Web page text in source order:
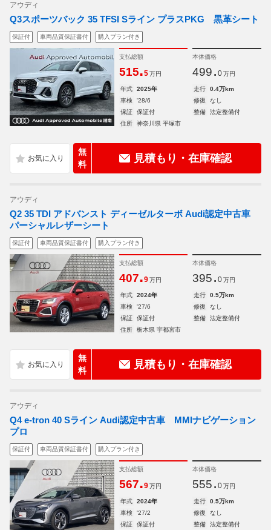
アウディ
Q3スポーツバック 35 TFSI Sライン プラスPKG 黒革シート
保証付 車両品質保証書付 購入プラン付き
支払総額
515.5 万円
本体価格
499. 0 万円
年式 2025年 走行
0.4万km
車検
'28/6 修復
なし
保証
保証付 整備
法定整備付
住所
神奈川県 平塚市
無
料
見積もり・在庫確認
アウディ
Q2 35 TDI アドバンスト ディーゼルターボ Audi認定中古車
パーシャルレザーシート
保証付 車両品質保証書付 購入プラン付き
支払総額
407.9 万円
本体価格
395. 0 万円
年式 2024年 走行
0.5万km
車検
'27/6 修復
なし
保証
保証付 整備
法定整備付
住所
栃木県 宇都宮市
無
料
見積もり・在庫確認
アウディ
Q4 e-tron 40 Sライン Audi認定中古車 MMIナビゲーション
プロ
保証付 車両品質保証書付 購入プラン付き
支払総額
567.9 万円
本体価格
555. 0 万円
年式 2024年 走行
0.5万km
車検
'27/2 修復
なし
保証
保証付 整備
法定整備付